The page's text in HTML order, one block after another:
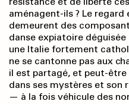
aménagent-ils ? Le
demeurent des
danse expiatoire
une Italie fortement
ne se cantonne pas aux
il est partagé, et peut-être
dans ses mystères et son
— à la fois véhicule des